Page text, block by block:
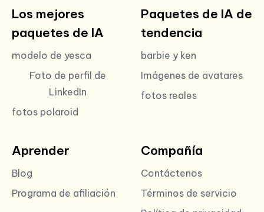
Los mejores
paquetes de IA
modelo de yesca
Foto de perfil de
LinkedIn
fotos polaroid
Paquetes de IA de
tendencia
barbie y ken
Imágenes de avatares
fotos reales
Aprender
Blog
Programa de afiliación
Compañía
Contáctenos
Términos de servicio